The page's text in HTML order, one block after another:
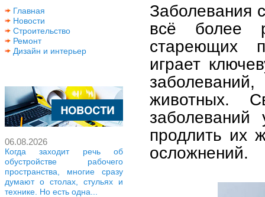
Главная
Новости
Строительство
Ремонт
Дизайн и интерьер
06.08.2026
Когда заходит речь об
обустройстве рабочего
пространства, многие сразу
думают о столах, стульях и
технике. Но есть одна...
Заболевания
всё более
стареющих
играет
животных.
продлить их
осложнений.